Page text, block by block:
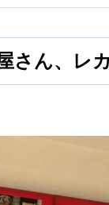
さん、レ